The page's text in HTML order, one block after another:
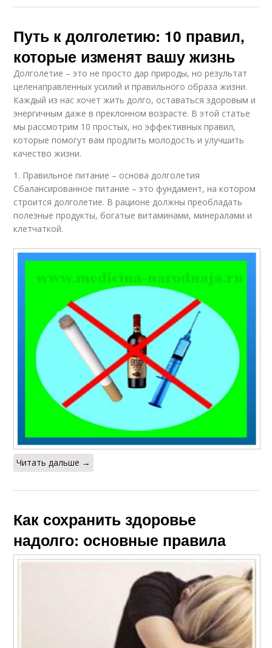
Путь к долголетию: 10 правил,
которые изменят вашу жизнь
Долголетие – это не просто дар природы, но результат
целенаправленных усилий и правильного образа жизни.
Каждый из нас хочет жить долго, оставаться здоровым и
энергичным даже в преклонном возрасте. В этой статье
мы рассмотрим 10 простых, но эффективных правил,
которые помогут вам продлить молодость и улучшить
качество жизни.
1. Правильное питание – основа долголетия
Сбалансированное питание – это фундамент, на котором
строится долголетие. В рационе должны преобладать
полезные продукты, богатые витаминами, минералами и
клетчаткой.
Читать дальше →
Как сохранить здоровье
надолго: основные правила